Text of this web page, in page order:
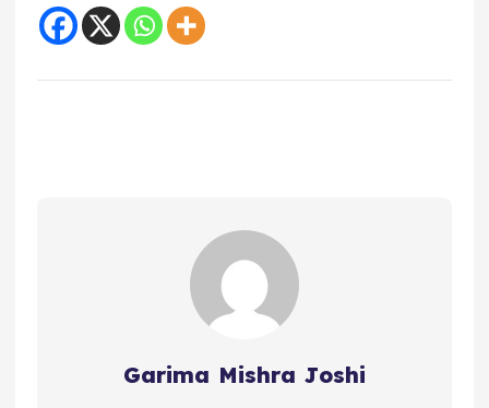
Garima Mishra Joshi